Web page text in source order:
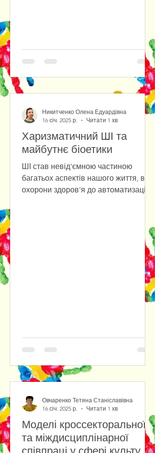
Харизматичний ШІ та
майбутнє біоетики
ШІ став невід'ємною частиною
багатьох аспектів нашого життя, від
охорони здоров'я до автоматизації
Никитченко Олена Едуардівна
16 січ. 2025 р.
Читати 1 хв
Моделі кроссекторальної
та міждисциплінарної
Овчаренко Тетяна Станіславівна
16 січ. 2025 р.
Читати 1 хв